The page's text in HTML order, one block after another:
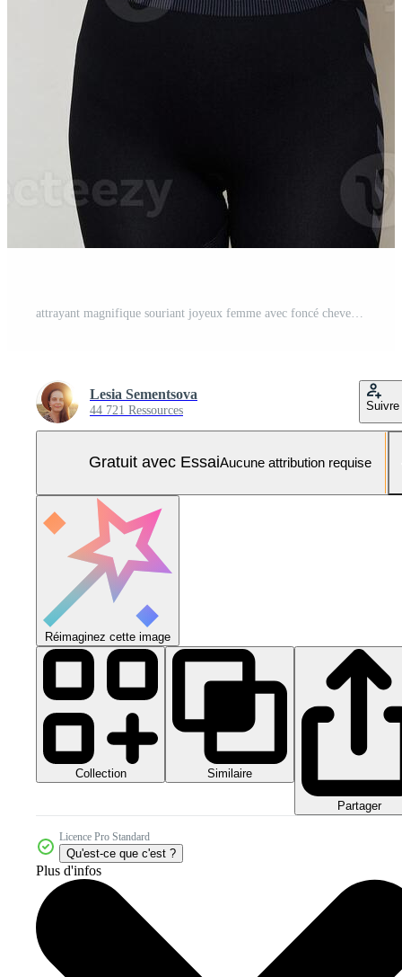
Lesia Sementsova
44 721 Ressources Suivre
Gratuit avec EssaiAucune attribution requise
Réimaginez cette image
Collection Similaire
Partager
Licence Pro Standard
Qu'est-ce que c'est ?
Plus d'infos